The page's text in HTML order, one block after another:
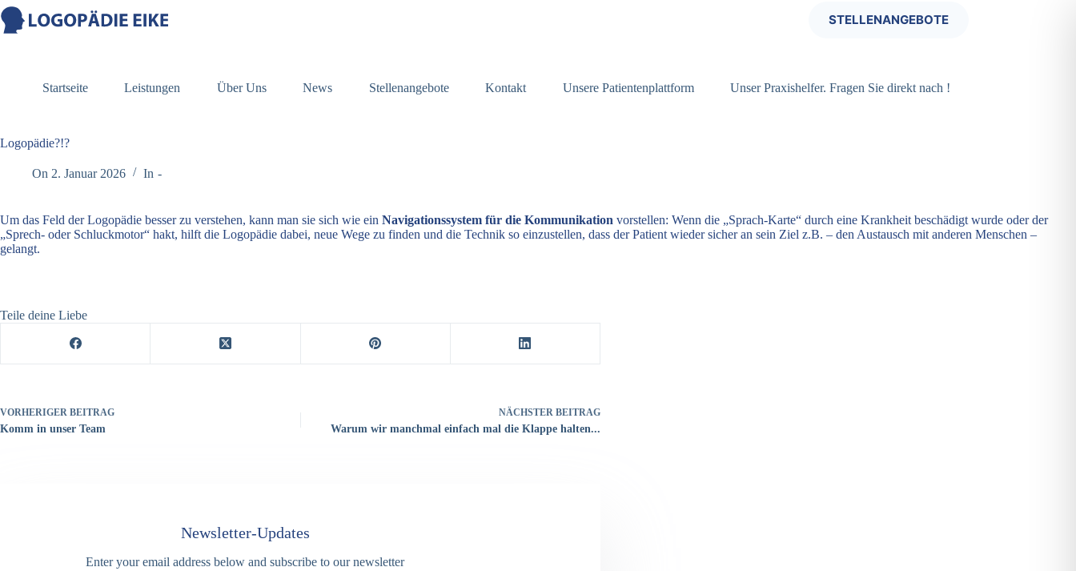
STELLENANGEBOTE
Startseite Leistungen Über Uns News Stellenangebote Kontakt Unsere Patientenplattform Unser Praxishelfer. Fragen Sie direkt nach !
Logopädie?!?
On 2. Januar 2026 In -
Um das Feld der Logopädie besser zu verstehen, kann man sie sich wie ein Navigationssystem für die Kommunikation vorstellen: Wenn die „Sprach-Karte“ durch eine Krankheit beschädigt wurde oder der
„Sprech- oder Schluckmotor“ hakt, hilft die Logopädie dabei, neue Wege zu finden und die Technik so einzustellen, dass der Patient wieder sicher an sein Ziel z.B. – den Austausch mit anderen Menschen –
gelangt.
Teile deine Liebe
VORHERIGER BEITRAG
Komm in unser Team
NÄCHSTER BEITRAG
Warum wir manchmal einfach mal die Klappe halten...
Newsletter-Updates
Enter your email address below and subscribe to our newsletter